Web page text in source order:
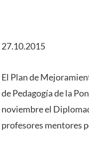
27.10.2015
El Plan de
de Pedagogía de la
noviembre el
profesores mentores